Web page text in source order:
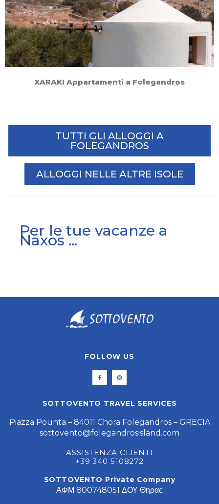
XARAKI Appartamenti a Folegandros
TUTTI GLI ALLOGGI A
FOLEGANDROS
ALLOGGI NELLE ALTRE ISOLE
Per le tue vacanze a
Naxos ...
FOLLOW US
SOTTOVENTO TRAVEL SERVICES
Piazza Pounta – 84011 Chora Folegandros – GRECIA
sottovento@folegandrosisland.com
ASSISTENZA CLIENTI
+39 340 5108272
SOTTOVENTO Private Company
ΑΦΜ 800748051 ΔΟΥ Θηρας